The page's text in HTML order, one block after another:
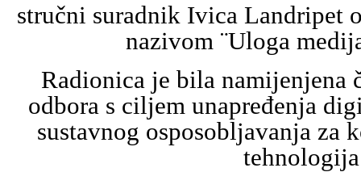
stručni suradnik Ivica Landripet
nazivom ¨Uloga
Radionica je bila namijenjena
odbora s ciljem unapređenja
sustavnog osposobljavanja za